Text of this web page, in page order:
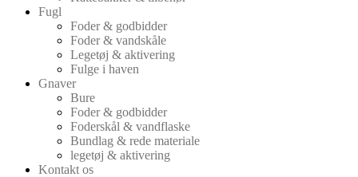
Fugl
Foder & godbidder
Foder & vandskåle
Legetøj & aktivering
Fulge i haven
Gnaver
Bure
Foder & godbidder
Foderskål & vandflaske
Bundlag & rede materiale
legetøj & aktivering
Kontakt os